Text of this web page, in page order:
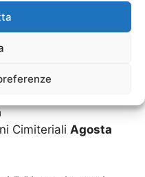
Dal Comune
Cimiteriali Agosta